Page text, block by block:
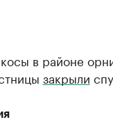
в районе
закрыли